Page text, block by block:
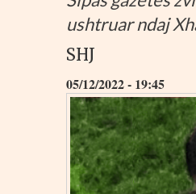
ushtruar ndaj
SHJ
05/12/2022 - 19:45